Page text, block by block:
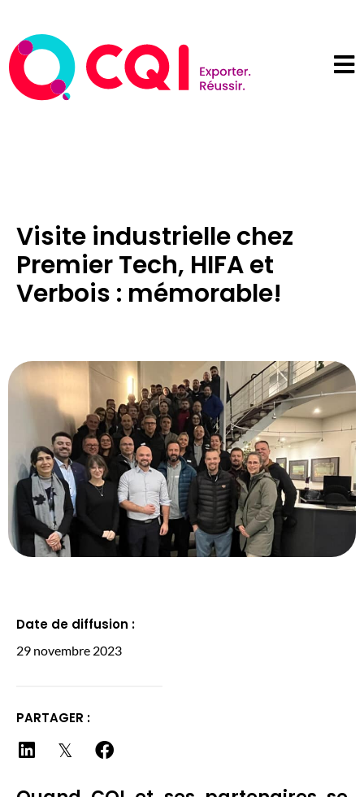
Visite industrielle chez
Premier Tech, HIFA et
Verbois : mémorable!
Date de diffusion :
29 novembre 2023
PARTAGER :